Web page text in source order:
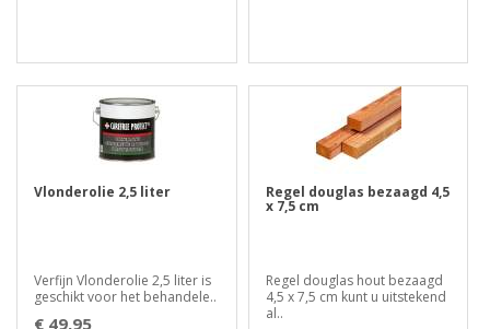
Vlonderolie 2,5 liter
Verfijn Vlonderolie 2,5 liter is
geschikt voor het behandele..
€ 49,95
Regel douglas bezaagd 4,5
x 7,5 cm
Regel douglas hout bezaagd
4,5 x 7,5 cm kunt u uitstekend
al..